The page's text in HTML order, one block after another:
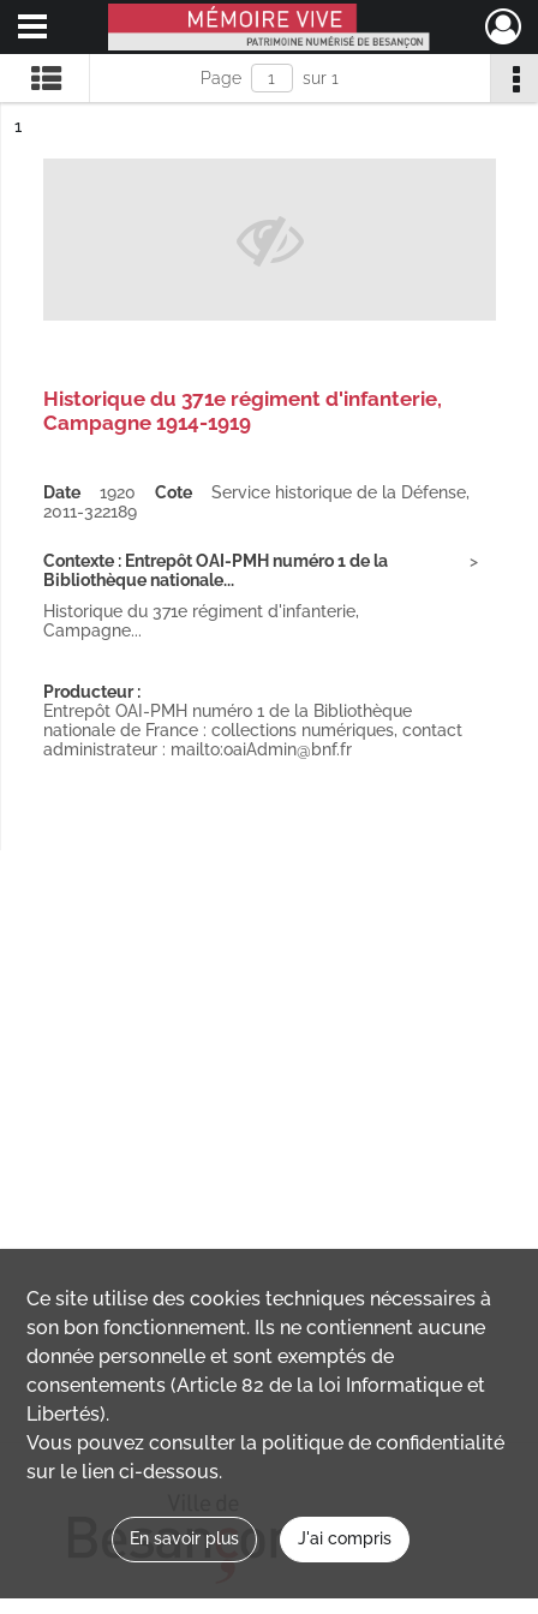
Mémoire Vive patrimoine numérisé de Besançon
Ouvrir le menu déroulant
Page sur 1
n°
1
Historique du 371e régiment d'infanterie,
Campagne 1914-1919
Date 1920 Cote
Service historique de la Défense,
2011-322189
Contexte : Entrepôt OAI-PMH numéro 1 de la
Bibliothèque nationale...
Historique du 371e régiment d'infanterie,
Campagne...
Producteur :
Entrepôt OAI-PMH numéro 1 de la Bibliothèque
nationale de France : collections numériques, contact
administrateur : mailto:oaiAdmin@bnf.fr
Ce site utilise descookies techniques nécessaires à
son bon fonctionnement. Ils ne contiennent aucune
donnée personnelle et sont exemptés de
consentements (Article 82 de la loi Informatique et
Libertés).
Vous pouvez consulter la politique de confidentialité
sur le lien ci-dessous.
En savoir plus J'ai compris